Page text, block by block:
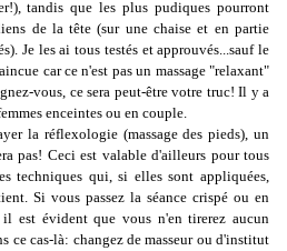
tandis que lesplus pudiques pourront
de la tête (sur une chaise et en partie
Je les ai tous testés et approuvés...sauf le
car ce n'est pas un massage "relaxant"
vous, ce sera peut-être votre truc! Il y a
enceintes ou en couple.
la réflexologie (massage des pieds), un
pas! Ceci est valable d'ailleurs pour tous
techniques qui, si elles sont appliquées,
Si vous passez la séance crispé ou en
est évident que vous n'en tirerez aucun
ce cas-là: changez de masseur ou d'institut